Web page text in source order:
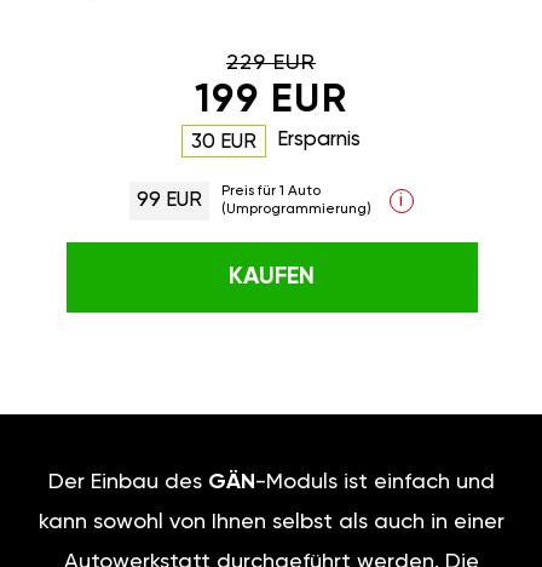
229 EUR
199 EUR
30 EUR Ersparnis
99 EUR
Preis für 1 Auto
(Umprogrammierung)
i
KAUFEN
Der Einbau des GÄN -Moduls ist einfach und
kann sowohl von Ihnen selbst als auch in einer
Autowerkstatt durchgeführt werden. Die